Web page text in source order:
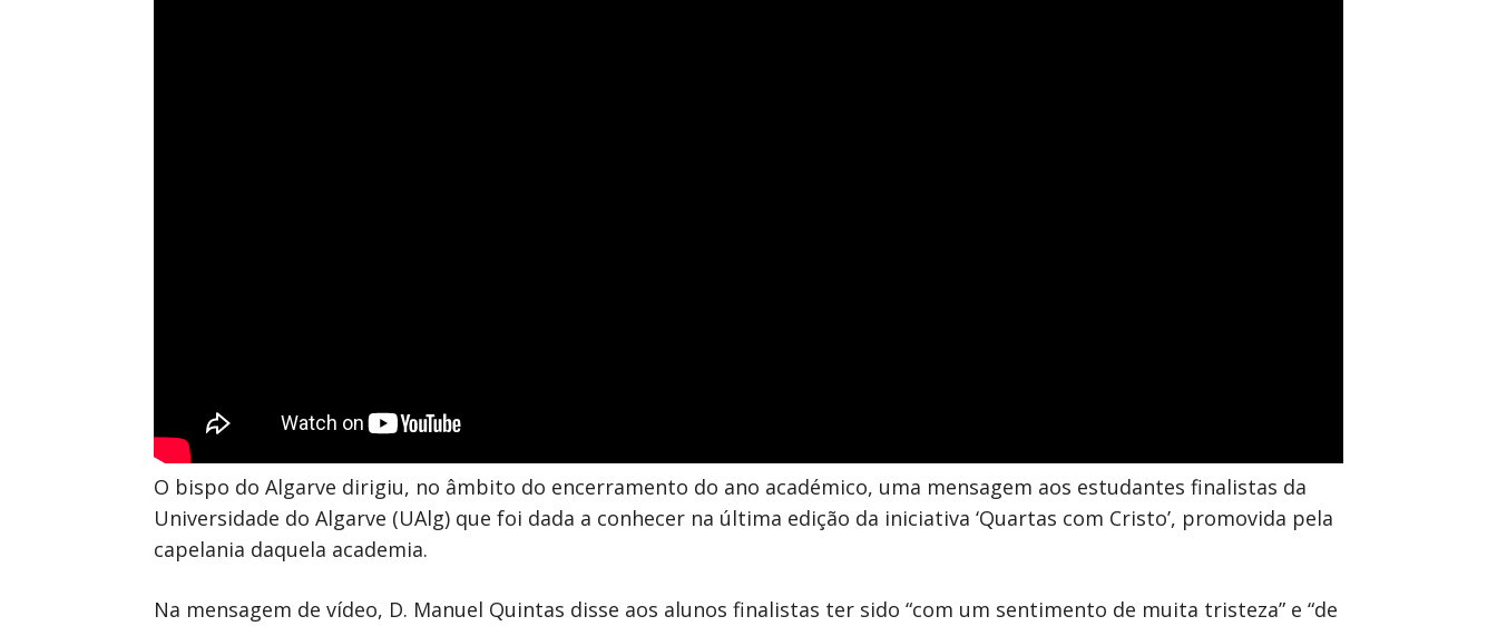
O bispo do Algarve dirigiu, no âmbito do encerramento do ano académico, uma mensagem aos estudantes finalistas da
Universidade do Algarve (UAlg) que foi dada a conhecer na última edição da iniciativa ‘Quartas com Cristo’, promovida pela
capelania daquela academia.
Na mensagem de vídeo, D. Manuel Quintas disse aos alunos finalistas ter sido “com um sentimento de muita tristeza” e “de